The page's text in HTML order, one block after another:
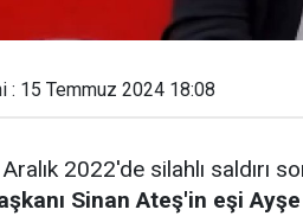
: 15 Temmuz 2024 18:08
2022'de silahlı saldırı
Sinan Ateş'in eşi